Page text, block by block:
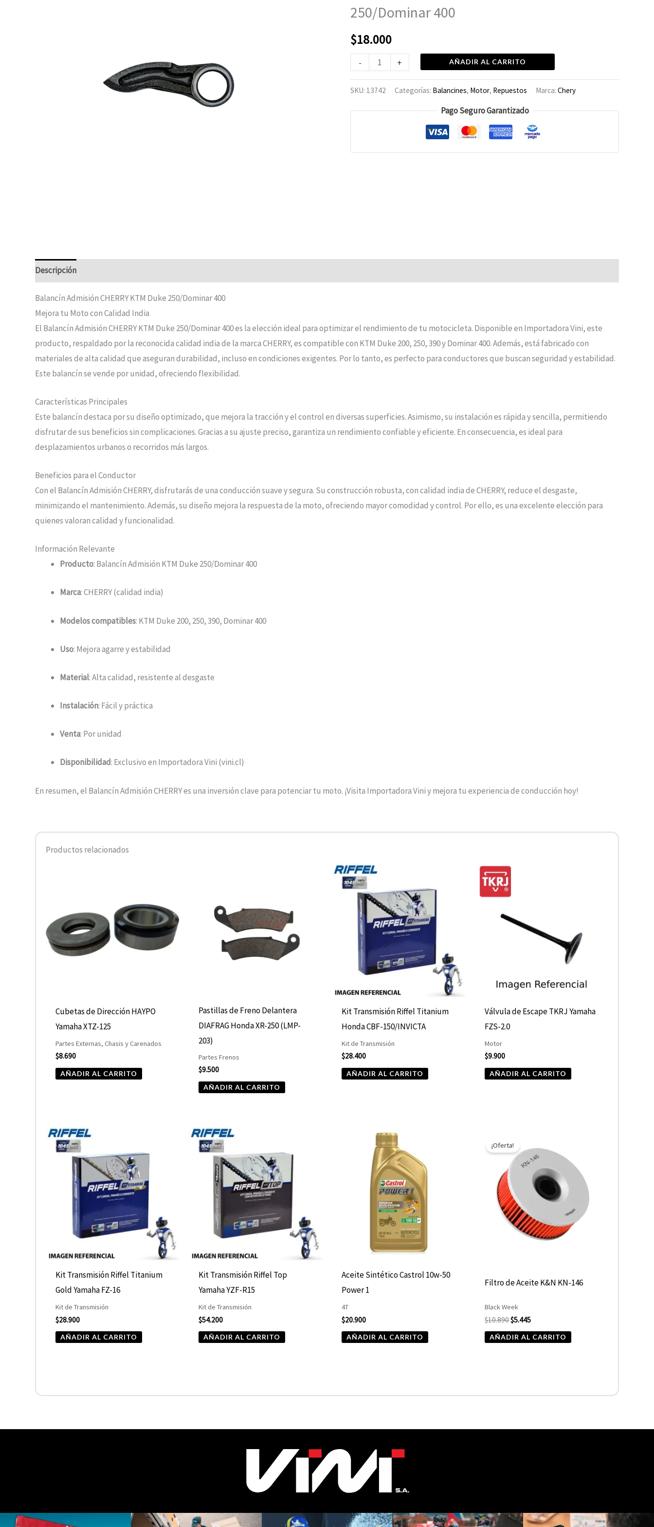
250/Dominar 400
$18.000
-
250/Dominar
cantidad
+ AÑADIR AL CARRITO
SKU: 13742 Categorías: Balancines, Motor, Repuestos Marca: Chery
Pago Seguro Garantizado
Descripción
Balancín Admisión CHERRY KTM Duke 250/Dominar 400
Mejora tu Moto con Calidad India
El Balancín Admisión CHERRY KTM Duke 250/Dominar 400 es la elección ideal para optimizar el rendimiento de tu motocicleta. Disponible en Importadora Vini, este
producto, respaldado por la reconocida calidad india de la marca CHERRY, es compatible con KTM Duke 200, 250, 390 y Dominar 400. Además, está fabricado con
materiales de alta calidad que aseguran durabilidad, incluso en condiciones exigentes. Por lo tanto, es perfecto para conductores que buscan seguridad y estabilidad.
Este balancín se vende por unidad, ofreciendo flexibilidad.
Características Principales
Este balancín destaca por su diseño optimizado, que mejora la tracción y el control en diversas superficies. Asimismo, su instalación es rápida y sencilla, permitiendo
disfrutar de sus beneficios sin complicaciones. Gracias a su ajuste preciso, garantiza un rendimiento confiable y eficiente. En consecuencia, es ideal para
desplazamientos urbanos o recorridos más largos.
Beneficios para el Conductor
Con el Balancín Admisión CHERRY, disfrutarás de una conducción suave y segura. Su construcción robusta, con calidad india de CHERRY, reduce el desgaste,
minimizando el mantenimiento. Además, su diseño mejora la respuesta de la moto, ofreciendo mayor comodidad y control. Por ello, es una excelente elección para
quienes valoran calidad y funcionalidad.
Información Relevante
Producto: Balancín Admisión KTM Duke 250/Dominar 400
Marca: CHERRY (calidad india)
Modelos compatibles: KTM Duke 200, 250, 390, Dominar 400
Uso: Mejora agarre y estabilidad
Material: Alta calidad, resistente al desgaste
Instalación: Fácil y práctica
Venta: Por unidad
Disponibilidad: Exclusivo en Importadora Vini (vini.cl)
En resumen, el Balancín Admisión CHERRY es una inversión clave para potenciar tu moto. ¡Visita Importadora Vini y mejora tu experiencia de conducción hoy!
Productos relacionados
Cubetas de Dirección HAYPO
Yamaha XTZ-125
Partes Externas, Chasis y Carenados
$8.690
AÑADIR AL CARRITO
Pastillas de Freno Delantera
DIAFRAG Honda XR-250 (LMP-
203)
Partes Frenos
$9.500
AÑADIR AL CARRITO
Kit Transmisión Riffel Titanium
Honda CBF-150/INVICTA
Kit de Transmisión
$28.400
AÑADIR AL CARRITO
Válvula de Escape TKRJ Yamaha
FZS-2.0
Motor
$9.900
AÑADIR AL CARRITO
Kit Transmisión Riffel Titanium
Gold Yamaha FZ-16
Kit de Transmisión
$28.900
AÑADIR AL CARRITO
Kit Transmisión Riffel Top
Yamaha YZF-R15
Kit de Transmisión
$54.200
AÑADIR AL CARRITO
Aceite Sintético Castrol 10w-50
Power 1
4T
$20.900
AÑADIR AL CARRITO
¡Oferta!
Filtro de Aceite K&N KN-146
Black Week
$10.890
original
era:
$10.890.
$5.445
actual
es:
$5.445.
AÑADIR AL CARRITO